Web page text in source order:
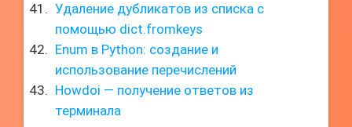
Удаление дубликатов из списка с
помощью dict.fromkeys
Enum в Python: создание и
использование перечислений
Howdoi — получение ответов из
терминала